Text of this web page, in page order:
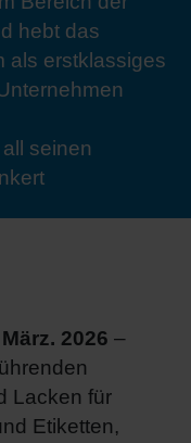
hebt das
als erstklassiges
seinen
März. 2026 –
Lacken für
Etiketten,